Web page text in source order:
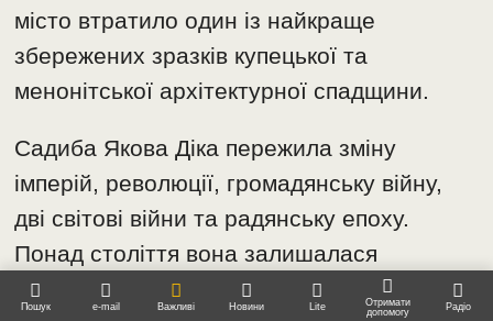
місто втратило один із найкраще
збережених зразків купецької та
менонітської архітектурної спадщини.
Садиба Якова Діка пережила зміну
імперій, революції, громадянську війну,
дві світові війни та радянську епоху.
Понад століття вона залишалася
частиною міського ландшафту та
Пошук e-mail Важливі Новини Lite
Отримати
допомогу
Радіо